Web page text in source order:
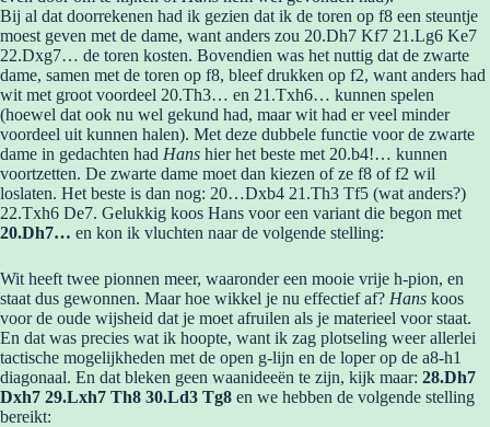
Bij al dat doorrekenen had ik gezien dat ik de toren op f8 een steuntje
moest geven met de dame, want anders zou 20.Dh7 Kf7 21.Lg6 Ke7
22.Dxg7… de toren kosten. Bovendien was het nuttig dat de zwarte
dame, samen met de toren op f8, bleef drukken op f2, want anders had
wit met groot voordeel 20.Th3… en 21.Txh6… kunnen spelen
(hoewel dat ook nu wel gekund had, maar wit had er veel minder
voordeel uit kunnen halen). Met deze dubbele functie voor de zwarte
dame in gedachten had Hans hier het beste met 20.b4!… kunnen
voortzetten. De zwarte dame moet dan kiezen of ze f8 of f2 wil
loslaten. Het beste is dan nog: 20…Dxb4 21.Th3 Tf5 (wat anders?)
22.Txh6 De7. Gelukkig koos Hans voor een variant die begon met
20.Dh7… en kon ik vluchten naar de volgende stelling:
Wit heeft twee pionnen meer, waaronder een mooie vrije h-pion, en
staat dus gewonnen. Maar hoe wikkel je nu effectief af? Hans koos
voor de oude wijsheid dat je moet afruilen als je materieel voor staat.
En dat was precies wat ik hoopte, want ik zag plotseling weer allerlei
tactische mogelijkheden met de open g-lijn en de loper op de a8-h1
diagonaal. En dat bleken geen waanideeën te zijn, kijk maar: 28.Dh7
Dxh7 29.Lxh7 Th8 30.Ld3 Tg8 en we hebben de volgende stelling
bereikt: